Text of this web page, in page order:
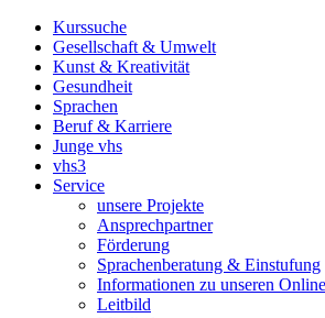
Kurssuche
Gesellschaft & Umwelt
Kunst & Kreativität
Gesundheit
Sprachen
Beruf & Karriere
Junge vhs
vhs3
Service
unsere Projekte
Ansprechpartner
Förderung
Sprachenberatung & Einstufung
Informationen zu unseren
Leitbild